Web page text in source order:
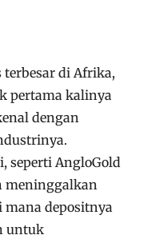
terbesar di Afrika,
pertama kalinya
dengan
seperti AngloGold
meninggalkan
mana depositnya
untuk